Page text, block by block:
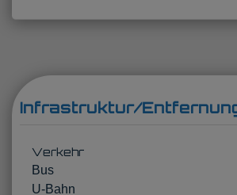
Infrastruktur/
Verkehr
Bus
U-Bahn